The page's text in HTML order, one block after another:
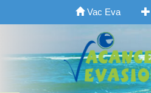
Vac Eva